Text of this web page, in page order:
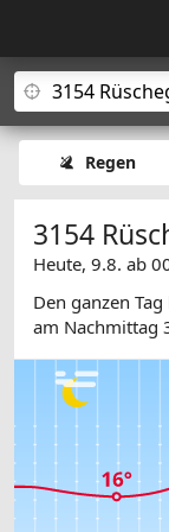
Regen
3154
Heute, 9.8. ab
Den ganzen
am Nachmittag